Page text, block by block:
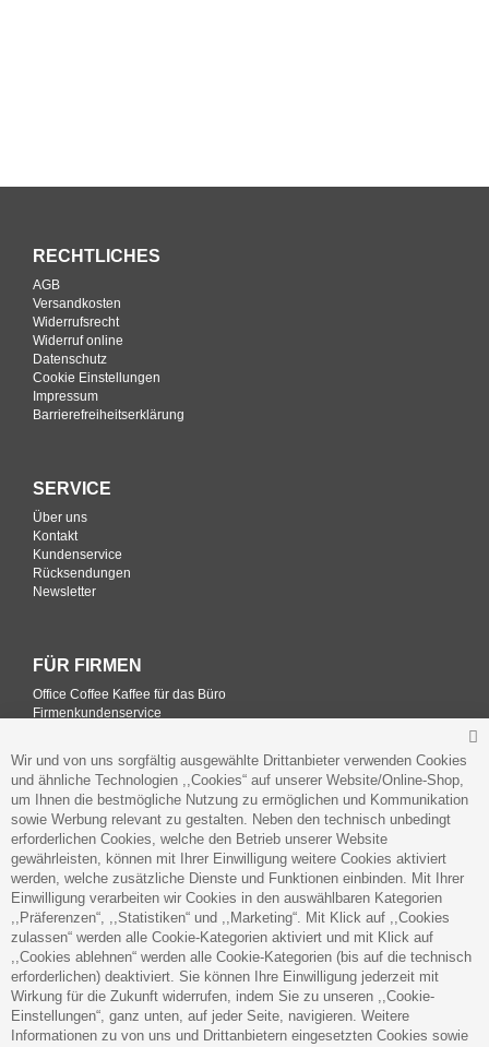
RECHTLICHES
AGB
Versandkosten
Widerrufsrecht
Widerruf online
Datenschutz
Cookie Einstellungen
Impressum
Barrierefreiheitserklärung
SERVICE
Über uns
Kontakt
Kundenservice
Rücksendungen
Newsletter
FÜR FIRMEN
Office Coffee Kaffee für das Büro
Firmenkundenservice
ADRESSE
Gourvita GmbH
Adam-Opel-Str. 19
63322 Rödermark
SICHER ZAHLEN
Wir und von uns sorgfältig ausgewählte Drittanbieter verwenden Cookies
und ähnliche Technologien ,,Cookies“ auf unserer Website/Online-Shop,
um Ihnen die bestmögliche Nutzung zu ermöglichen und Kommunikation
sowie Werbung relevant zu gestalten. Neben den technisch unbedingt
erforderlichen Cookies, welche den Betrieb unserer Website
gewährleisten, können mit Ihrer Einwilligung weitere Cookies aktiviert
werden, welche zusätzliche Dienste und Funktionen einbinden. Mit Ihrer
Einwilligung verarbeiten wir Cookies in den auswählbaren Kategorien
,,Präferenzen“, ,,Statistiken“ und ,,Marketing“. Mit Klick auf ,,Cookies
zulassen“ werden alle Cookie-Kategorien aktiviert und mit Klick auf
,,Cookies ablehnen“ werden alle Cookie-Kategorien (bis auf die technisch
erforderlichen) deaktiviert. Sie können Ihre Einwilligung jederzeit mit
Wirkung für die Zukunft widerrufen, indem Sie zu unseren ,,Cookie-
Einstellungen“, ganz unten, auf jeder Seite, navigieren. Weitere
Informationen zu von uns und Drittanbietern eingesetzten Cookies sowie